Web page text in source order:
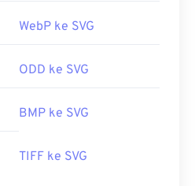
WebP ke SVG
ODD ke SVG
BMP ke SVG
TIFF ke SVG